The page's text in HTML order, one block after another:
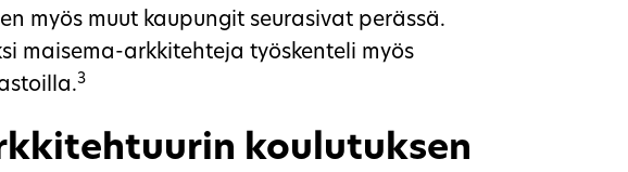
myös muut kaupungit seurasivat perässä.
maisema-arkkitehteja työskenteli myös
3
koulutuksen